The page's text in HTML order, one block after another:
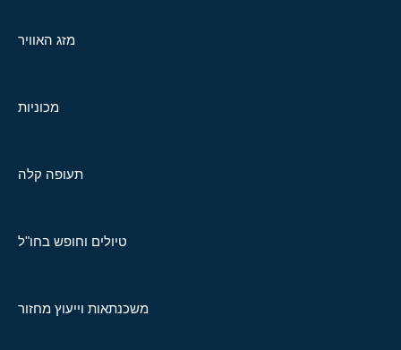
מזג האוויר
מכוניות
תעופה קלה
טיולים וחופש בחו"ל
משכנתאות וייעוץ מחזור